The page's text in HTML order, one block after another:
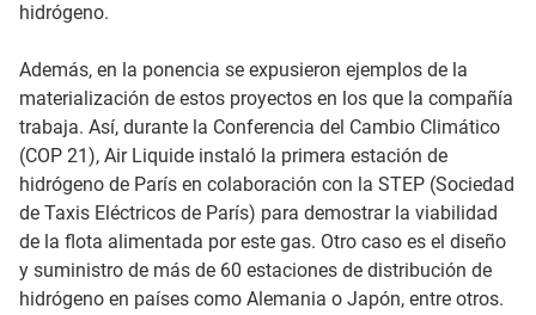
hidrógeno.
Además, en la ponencia se expusieron ejemplos de la
materialización de estos proyectos en los que la compañía
trabaja. Así, durante la Conferencia del Cambio Climático
(COP 21), Air Liquide instaló la primera estación de
hidrógeno de París en colaboración con la STEP (Sociedad
de Taxis Eléctricos de París) para demostrar la viabilidad
de la flota alimentada por este gas. Otro caso es el diseño
y suministro de más de 60 estaciones de distribución de
hidrógeno en países como Alemania o Japón, entre otros.